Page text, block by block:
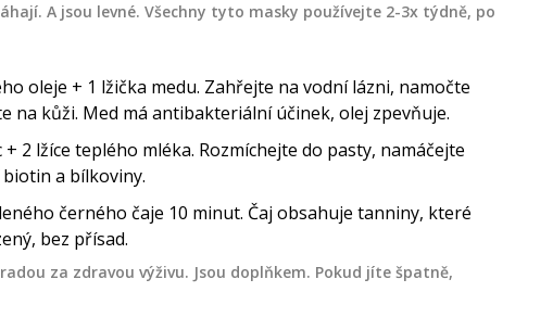
A jsou levné. Všechny tyto masky používejte 2-3x týdně, po
oleje + 1 lžička medu. Zahřejte na vodní lázni, namočte
na kůži. Med má antibakteriální účinek, olej zpevňuje.
+ 2 lžíce teplého mléka. Rozmíchejte do pasty, namáčejte
a bílkoviny.
černého čaje 10 minut. Čaj obsahuje tanniny, které
bez přísad.
za zdravou výživu. Jsou doplňkem. Pokud jíte špatně,